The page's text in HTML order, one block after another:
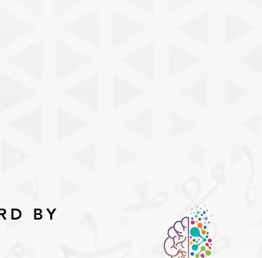
BY